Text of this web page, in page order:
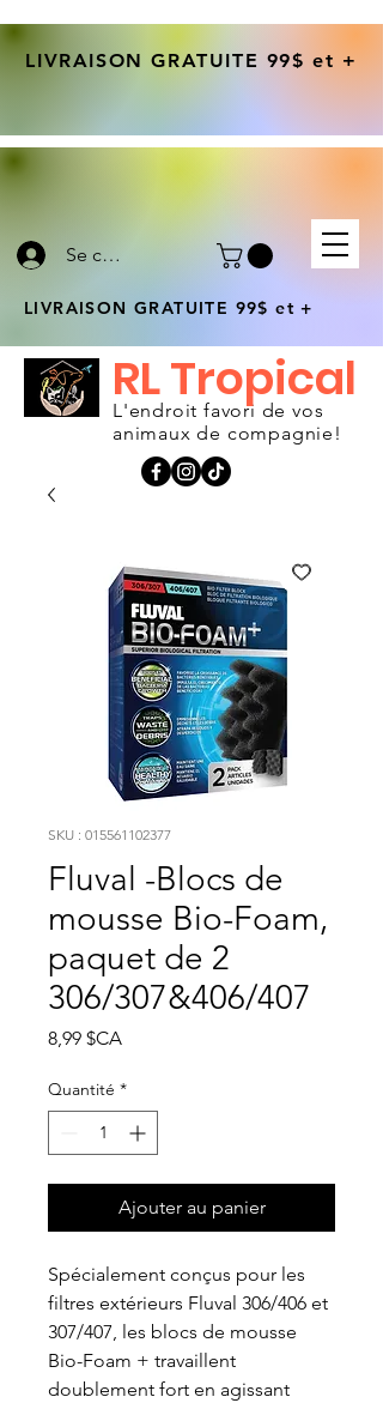
Se connecter
LIVRAISON GRATUITE 99$ et +
L'endroit favori de vos
animaux de compagnie!
RL Tropical
LIVRAISON GRATUITE 99$ et +
SKU : 015561102377
Fluval -Blocs de
mousse Bio-Foam,
paquet de 2
306/307&406/407
8,99 $CAPrix
Quantité *
Ajouter au panier
Spécialement conçus pour les
filtres extérieurs Fluval 306/406 et
307/407, les blocs de mousse
Bio-Foam + travaillent
doublement fort en agissant